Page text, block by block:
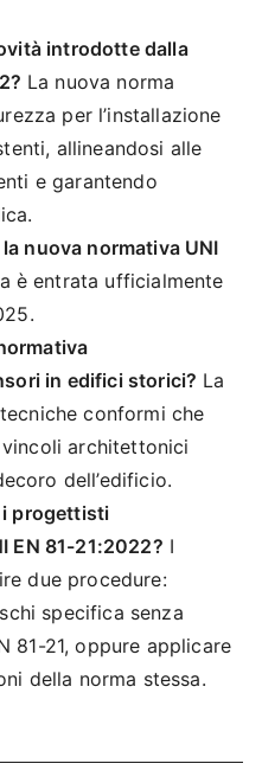
introdotte dalla
La nuova norma
per l’installazione
allineandosi alle
e garantendo
nuova normativa UNI
è entrata ufficialmente
in edifici storici? La
conformi che
architettonici
dell’edificio.
i progettisti
EN 81-21:2022? I
due procedure:
specifica senza
81-21, oppure applicare
della norma stessa.